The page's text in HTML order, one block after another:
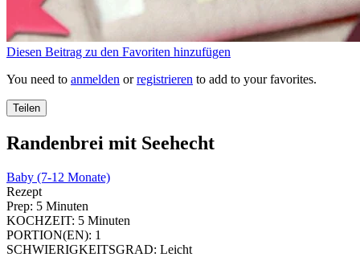
Diesen Beitrag zu den Favoriten hinzufügen
You need to anmelden orregistrieren to add to your favorites.
Teilen
Randenbrei mit Seehecht
Baby (7-12 Monate)
Rezept
Prep: 5 Minuten
KOCHZEIT: 5 Minuten
PORTION(EN): 1
SCHWIERIGKEITSGRAD: Leicht